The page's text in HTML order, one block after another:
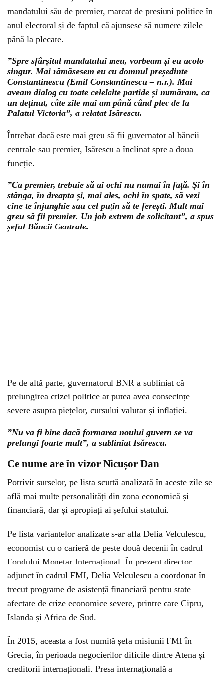
mandatului său de premier, marcat de presiuni politice în
anul electoral și de faptul că ajunsese să numere zilele
până la plecare.
”Spre sfârșitul mandatului meu, vorbeam și eu acolo
singur. Mai rămăsesem eu cu domnul președinte
Constantinescu (Emil Constantinescu – n.r.). Mai
aveam dialog cu toate celelalte partide și număram, ca
un deținut, câte zile mai am până când plec de la
Palatul Victoria”, a relatat Isărescu.
Întrebat dacă este mai greu să fii guvernator al băncii
centrale sau premier, Isărescu a înclinat spre a doua
funcție.
”Ca premier, trebuie să ai ochi nu numai în față. Și în
stânga, în dreapta și, mai ales, ochi în spate, să vezi
cine te înjunghie sau cel puțin să te ferești. Mult mai
greu să fii premier. Un job extrem de solicitant”, a spus
șeful Băncii Centrale.
Pe de altă parte, guvernatorul BNR a subliniat că
prelungirea crizei politice ar putea avea consecințe
severe asupra piețelor, cursului valutar și inflației.
”Nu va fi bine dacă formarea noului guvern se va
prelungi foarte mult”, a subliniat Isărescu.
Ce nume are în vizor Nicușor Dan
Potrivit surselor, pe lista scurtă analizată în aceste zile se
află mai multe personalități din zona economică și
financiară, dar și apropiați ai șefului statului.
Pe lista variantelor analizate s-ar afla Delia Velculescu,
economist cu o carieră de peste două decenii în cadrul
Fondului Monetar Internațional. În prezent director
adjunct în cadrul FMI, Delia Velculescu a coordonat în
trecut programe de asistență financiară pentru state
afectate de crize economice severe, printre care Cipru,
Islanda și Africa de Sud.
În 2015, aceasta a fost numită șefa misiunii FMI în
Grecia, în perioada negocierilor dificile dintre Atena și
creditorii internaționali. Presa internațională a